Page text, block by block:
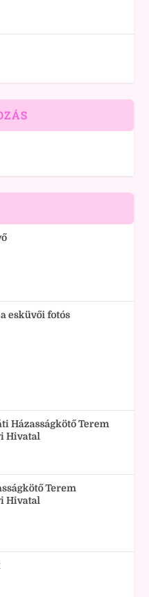
esküvői fotós
Házasságkötő Terem
Hivatal
Terem
Hivatal